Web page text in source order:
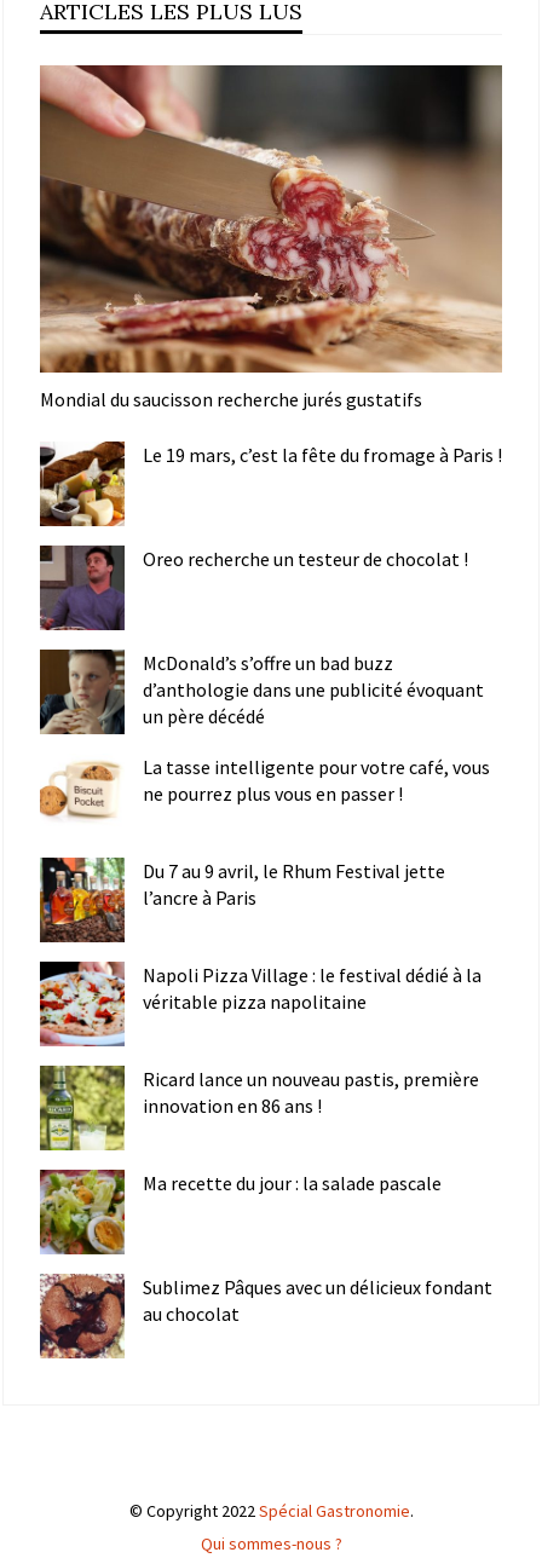
ARTICLES LES PLUS LUS
Mondial du saucisson recherche jurés gustatifs
Le 19 mars, c’est la fête du fromage à Paris !
Oreo recherche un testeur de chocolat !
McDonald’s s’offre un bad buzz
d’anthologie dans une publicité évoquant
un père décédé
La tasse intelligente pour votre café, vous
ne pourrez plus vous en passer !
Du 7 au 9 avril, le Rhum Festival jette
l’ancre à Paris
Napoli Pizza Village : le festival dédié à la
véritable pizza napolitaine
Ricard lance un nouveau pastis, première
innovation en 86 ans !
Ma recette du jour : la salade pascale
Sublimez Pâques avec un délicieux fondant
au chocolat
© Copyright 2022Spécial Gastronomie.
Qui sommes-nous ?